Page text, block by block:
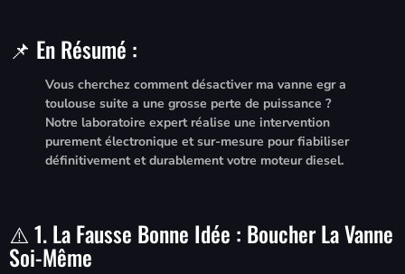
📌 En Résumé :
Vous cherchez comment désactiver ma vanne egr a
toulouse suite a une grosse perte de puissance ?
Notre laboratoire expert réalise une intervention
purement électronique et sur-mesure pour fiabiliser
définitivement et durablement votre moteur diesel.
⚠️ 1. La Fausse Bonne Idée : Boucher La Vanne
Soi-Même